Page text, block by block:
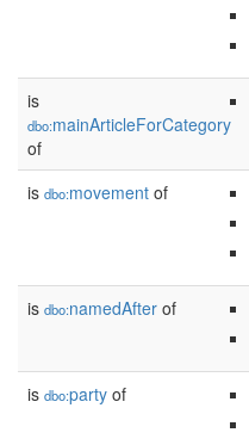
is
dbo:mainArticleForCategory
of
is dbo:movement of
is dbo:namedAfter of
is dbo:party of